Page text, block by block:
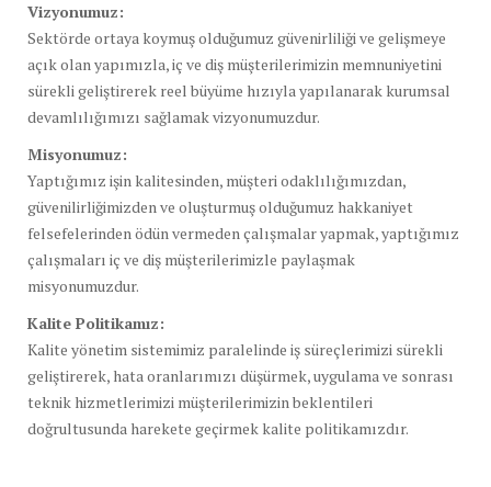
Vizyonumuz:
Sektörde ortaya koymuş olduğumuz güvenirliliği ve gelişmeye
açık olan yapımızla, iç ve diş müşterilerimizin memnuniyetini
sürekli geliştirerek reel büyüme hızıyla yapılanarak kurumsal
devamlılığımızı sağlamak vizyonumuzdur.
Misyonumuz:
Yaptığımız işin kalitesinden, müşteri odaklılığımızdan,
güvenilirliğimizden ve oluşturmuş olduğumuz hakkaniyet
felsefelerinden ödün vermeden çalışmalar yapmak, yaptığımız
çalışmaları iç ve diş müşterilerimizle paylaşmak
misyonumuzdur.
Kalite Politikamız:
Kalite yönetim sistemimiz paralelinde iş süreçlerimizi sürekli
geliştirerek, hata oranlarımızı düşürmek, uygulama ve sonrası
teknik hizmetlerimizi müşterilerimizin beklentileri
doğrultusunda harekete geçirmek kalite politikamızdır.